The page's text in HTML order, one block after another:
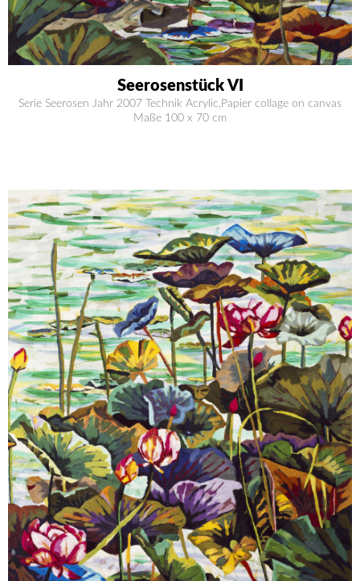
Seerosenstück VI
Serie Seerosen Jahr 2007 Technik Acrylic,Papier collage on canvas
Maße 100 x 70 cm